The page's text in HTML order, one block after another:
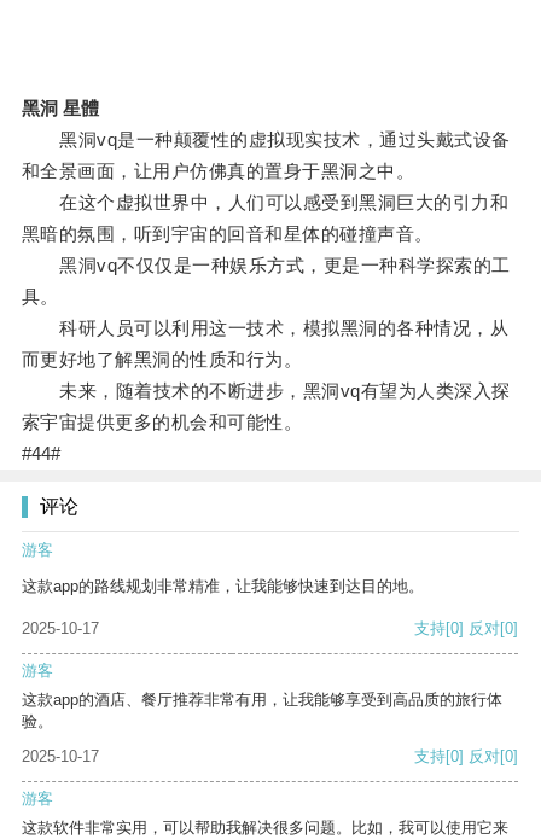
黑洞 星體
黑洞vq是一种颠覆性的虚拟现实技术，通过头戴式设备
和全景画面，让用户仿佛真的置身于黑洞之中。
在这个虚拟世界中，人们可以感受到黑洞巨大的引力和
黑暗的氛围，听到宇宙的回音和星体的碰撞声音。
黑洞vq不仅仅是一种娱乐方式，更是一种科学探索的工
具。
科研人员可以利用这一技术，模拟黑洞的各种情况，从
而更好地了解黑洞的性质和行为。
未来，随着技术的不断进步，黑洞vq有望为人类深入探
索宇宙提供更多的机会和可能性。
#44#
评论
游客
这款app的路线规划非常精准，让我能够快速到达目的地。
2025-10-17 支持[0] 反对[0]
游客
这款app的酒店、餐厅推荐非常有用，让我能够享受到高品质的旅行体
验。
2025-10-17
支持[0] 反对[0]
游客
这款软件非常实用，可以帮助我解决很多问题。比如，我可以使用它来